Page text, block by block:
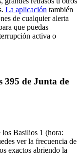
La aplicación también
de cualquier alerta
que puedas
activa o
395 de Junta de
los Basilios 1 (hora:
ver la frecuencia de
exactos abriendo la